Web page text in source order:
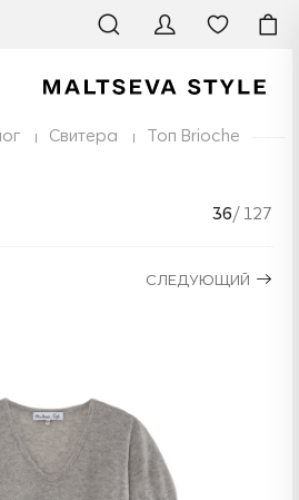
Свитера Топ Brioche
36/ 127
СЛЕДУЮЩИЙ